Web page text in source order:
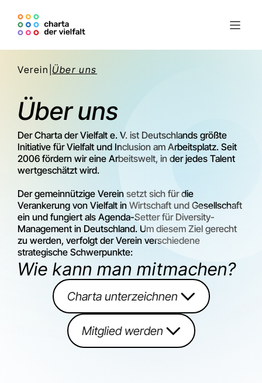
Verein Über uns
Über uns
Der Charta der Vielfalt e. V. ist Deutschlands größte
Initiative für Vielfalt und Inclusion am Arbeitsplatz. Seit
2006 fördern wir eine Arbeitswelt, in der jedes Talent
wertgeschätzt wird.
Der gemeinnützige Verein setzt sich für die
Verankerung von Vielfalt in Wirtschaft und Gesellschaft
ein und fungiert als Agenda-Setter für Diversity-
Management in Deutschland. Um diesem Ziel gerecht
zu werden, verfolgt der Verein verschiedene
strategische Schwerpunkte:
Wie kann man mitmachen?
Charta unterzeichnen
Mitglied werden